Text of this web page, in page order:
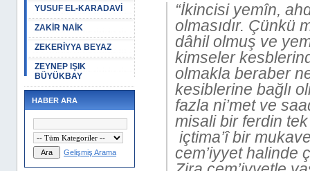
YUSUF EL-KARADAVİ
ZAKİR NAİK
ZEKERİYYA BEYAZ
ZEYNEP IŞIK
BÜYÜKBAY
HABER ARA
Gelişmiş Arama
“İkincisi yemîn,
olmasıdır. Çünkü
dâhil olmuş ve
kimseler
olmakla beraber
kesiblerine bağlı
fazla ni’met ve
misali bir ferdin
içtima’î bir
cem’iyyet halinde